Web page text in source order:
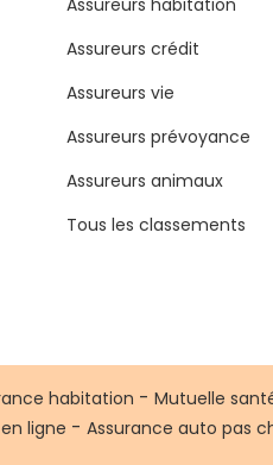
Assureurs habitation
Assureurs crédit
Assureurs vie
Assureurs prévoyance
Assureurs animaux
Tous les classements
habitation - Mutuelle
ligne - Assurance auto pas